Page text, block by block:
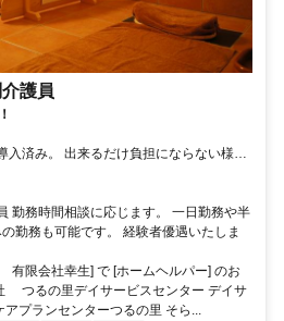
護員
勤務時間相談に応じます。 一日勤務や半
勤務も可能です。 経験者優遇いたしま
限会社幸生] で [ホームヘルパー] のお
つるの里デイサービスセンター デイサ
プランセンターつるの里 そら...